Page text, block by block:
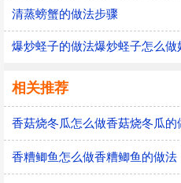
清蒸螃蟹的做法步骤
爆炒蛏子的做法爆炒蛏子怎么做
相关推荐
香菇烧冬瓜怎么做香菇烧冬瓜的
香糟鲫鱼怎么做香糟鲫鱼的做法